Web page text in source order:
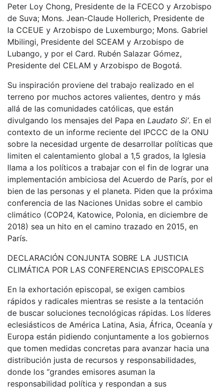
Peter Loy Chong, Presidente de la FCECO y Arzobispo
de Suva; Mons. Jean-Claude Hollerich, Presidente de
la CCEUE y Arzobispo de Luxemburgo; Mons. Gabriel
Mbilingi, Presidente del SCEAM y Arzobispo de
Lubango, y por el Card. Rubén Salazar Gómez,
Presidente del CELAM y Arzobispo de Bogotá.
Su inspiración proviene del trabajo realizado en el
terreno por muchos actores valientes, dentro y más
allá de las comunidades católicas, que están
divulgando los mensajes del Papa en Laudato Si’. En el
contexto de un informe reciente del IPCCC de la ONU
sobre la necesidad urgente de desarrollar políticas que
limiten el calentamiento global a 1,5 grados, la Iglesia
llama a los políticos a trabajar con el fin de lograr una
implementación ambiciosa del Acuerdo de París, por el
bien de las personas y el planeta. Piden que la próxima
conferencia de las Naciones Unidas sobre el cambio
climático (COP24, Katowice, Polonia, en diciembre de
2018) sea un hito en el camino trazado en 2015, en
París.
DECLARACIÓN CONJUNTA SOBRE LA JUSTICIA
CLIMÁTICA POR LAS CONFERENCIAS EPISCOPALES
En la exhortación episcopal, se exigen cambios
rápidos y radicales mientras se resiste a la tentación
de buscar soluciones tecnológicas rápidas. Los líderes
eclesiásticos de América Latina, Asia, África, Oceanía y
Europa están pidiendo conjuntamente a los gobiernos
que tomen medidas concretas para avanzar hacia una
distribución justa de recursos y responsabilidades,
donde los “grandes emisores asuman la
responsabilidad política y respondan a sus